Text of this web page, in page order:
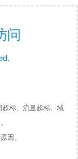
问
标、流量超标、域
因。